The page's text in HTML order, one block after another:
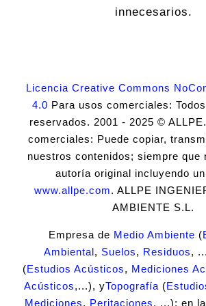
innecesarios.
Licencia Creative Commons
4.0 Para usos comerciales:
reservados. 2001 - 2025 ©
comerciales: Puede copiar,
nuestros contenidos; siempre que
autoría original incluyendo
www.allpe.com. ALLPE
AMBIENTE S.L.
Empresa de Medio Ambiente (
Ambiental, Suelos, Residuos,
(Estudios Acústicos, Mediciones
Acústicos,...), yTopografía (
Mediciones, Peritaciones, ...); en